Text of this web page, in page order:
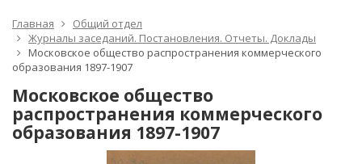
Главная
Общий отдел
Журналы заседаний. Постановления. Отчеты. Доклады
Московское общество распространения коммерческого
образования 1897-1907
Московское общество
распространения коммерческого
образования 1897-1907